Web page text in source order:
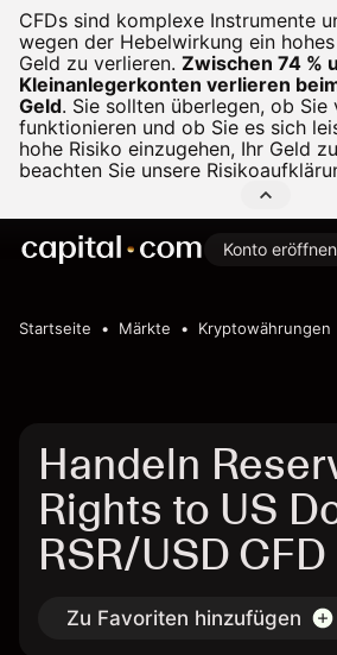
CFDs sind komplexe Instrumente
wegen der Hebelwirkung ein
Geld zu verlieren. Zwischen 74 %
Kleinanlegerkonten verlieren
Geld. Sie sollten überlegen, ob Sie
funktionieren und ob Sie es sich
hohe Risiko einzugehen, Ihr Geld
beachten Sie unsere
Konto eröffnen
Startseite Märkte Kryptowährungen
Handeln
Rights to US
RSR/USD CFD
Zu Favoriten hinzufügen